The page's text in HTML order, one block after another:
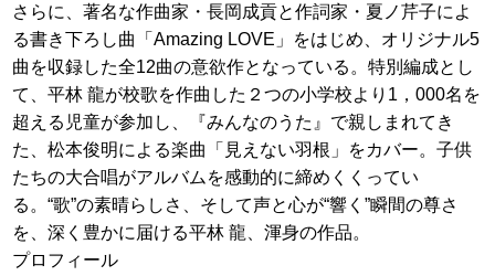
さらに、著名な作曲家・長岡成貢と作詞家・夏ノ芹子によ
る書き下ろし曲「Amazing LOVE」をはじめ、オリジナル5
曲を収録した全12曲の意欲作となっている。特別編成とし
て、平林 龍が校歌を作曲した２つの小学校より1，000名を
超える児童が参加し、『みんなのうた』で親しまれてき
た、松本俊明による楽曲「見えない羽根」をカバー。子供
たちの大合唱がアルバムを感動的に締めくくってい
る。“歌”の素晴らしさ、そして声と心が“響く”瞬間の尊さ
を、深く豊かに届ける平林 龍、渾身の作品。
プロフィール